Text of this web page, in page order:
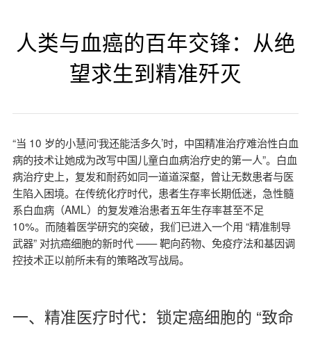
人类与血癌的百年交锋：从绝
望求生到精准歼灭
“当 10 岁的小慧问‘我还能活多久’时，中国精准治疗难治性白血
病的技术让她成为改写中国儿童白血病治疗史的第一人”。白血
病治疗史上，复发和耐药如同一道道深壑，曾让无数患者与医
生陷入困境。在传统化疗时代，患者生存率长期低迷，急性髓
系白血病（AML）的复发难治患者五年生存率甚至不足
10%。而随着医学研究的突破，我们已进入一个用 “精准制导
武器” 对抗癌细胞的新时代 —— 靶向药物、免疫疗法和基因调
控技术正以前所未有的策略改写战局。
一、精准医疗时代：锁定癌细胞的 “致命